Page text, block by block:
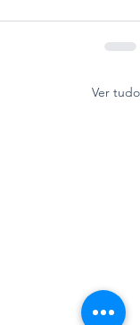
Ver tudo